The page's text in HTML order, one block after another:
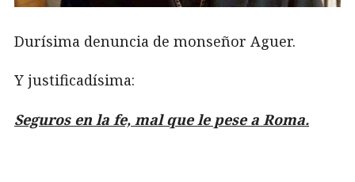
Durísima denuncia de monseñor Aguer.
Y justificadísima:
Seguros en la fe, mal que le pese a Roma.